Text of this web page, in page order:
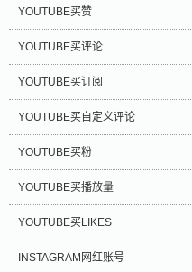
YOUTUBE买赞
YOUTUBE买评论
YOUTUBE买订阅
YOUTUBE买自定义评论
YOUTUBE买粉
YOUTUBE买播放量
YOUTUBE买LIKES
INSTAGRAM网红账号